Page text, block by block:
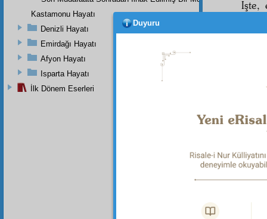
İşte,
Kastamonu Hayatı
Denizli Hayatı
Emirdağı Hayatı
Afyon Hayatı
Isparta Hayatı
İlk Dönem Eserleri
Duyuru